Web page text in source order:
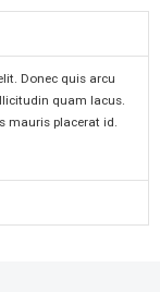
Donec quis arcu
quam lacus.
mauris placerat id.